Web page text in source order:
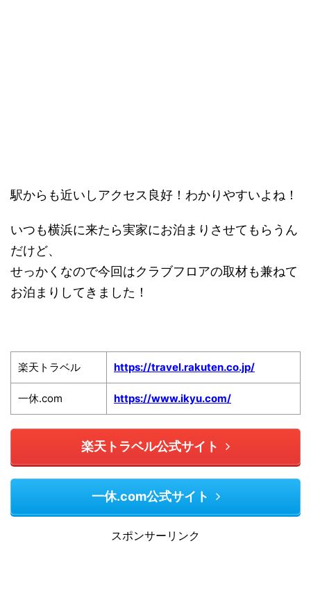
駅からも近いしアクセス良好！わかりやすいよね！
いつも横浜に来たら実家にお泊まりさせてもらうん
だけど、
せっかくなので今回はクラブフロアの取材も兼ねて
お泊まりしてきました！
楽天トラベル https://travel.rakuten.co.jp/
一休.com https://www.ikyu.com/
楽天トラベル公式サイト
一休.com公式サイト
スポンサーリンク